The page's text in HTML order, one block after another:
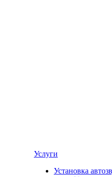
Услуги
Установка